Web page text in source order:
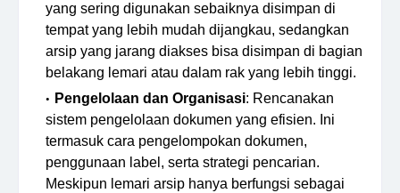
yang sering digunakan sebaiknya disimpan di
tempat yang lebih mudah dijangkau, sedangkan
arsip yang jarang diakses bisa disimpan di bagian
belakang lemari atau dalam rak yang lebih tinggi.
Pengelolaan dan Organisasi: Rencanakan
sistem pengelolaan dokumen yang efisien. Ini
termasuk cara pengelompokan dokumen,
penggunaan label, serta strategi pencarian.
Meskipun lemari arsip hanya berfungsi sebagai